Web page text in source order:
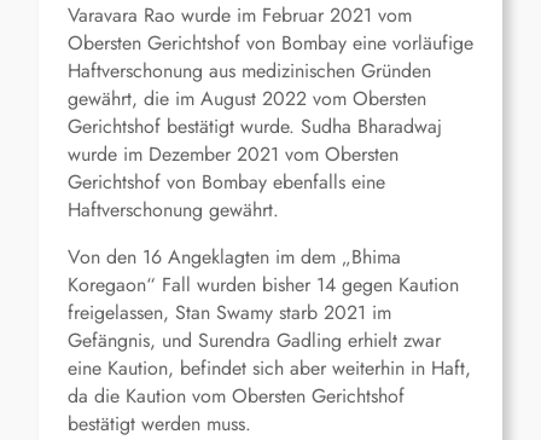
Varavara Rao wurde im Februar 2021 vom
Obersten Gerichtshof von Bombay eine vorläufige
Haftverschonung aus medizinischen Gründen
gewährt, die im August 2022 vom Obersten
Gerichtshof bestätigt wurde. Sudha Bharadwaj
wurde im Dezember 2021 vom Obersten
Gerichtshof von Bombay ebenfalls eine
Haftverschonung gewährt.
Von den 16 Angeklagten im dem „Bhima
Koregaon“ Fall wurden bisher 14 gegen Kaution
freigelassen, Stan Swamy starb 2021 im
Gefängnis, und Surendra Gadling erhielt zwar
eine Kaution, befindet sich aber weiterhin in Haft,
da die Kaution vom Obersten Gerichtshof
bestätigt werden muss.